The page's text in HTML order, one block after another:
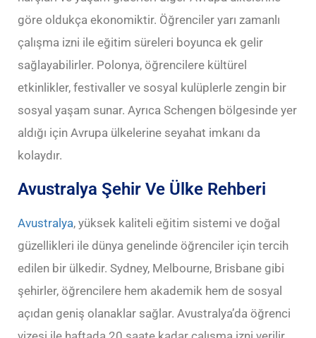
göre oldukça ekonomiktir. Öğrenciler yarı zamanlı
çalışma izni ile eğitim süreleri boyunca ek gelir
sağlayabilirler. Polonya, öğrencilere kültürel
etkinlikler, festivaller ve sosyal kulüplerle zengin bir
sosyal yaşam sunar. Ayrıca Schengen bölgesinde yer
aldığı için Avrupa ülkelerine seyahat imkanı da
kolaydır.
Avustralya Şehir Ve Ülke Rehberi
Avustralya, yüksek kaliteli eğitim sistemi ve doğal
güzellikleri ile dünya genelinde öğrenciler için tercih
edilen bir ülkedir. Sydney, Melbourne, Brisbane gibi
şehirler, öğrencilere hem akademik hem de sosyal
açıdan geniş olanaklar sağlar. Avustralya’da öğrenci